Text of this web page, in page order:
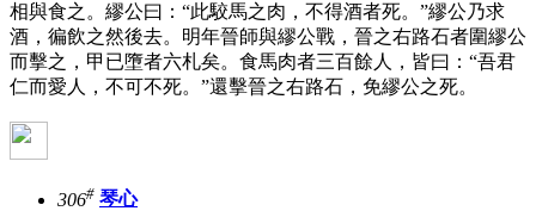
相與食之。繆公曰：“此駮馬之肉，不得酒者死。”繆公乃求
酒，徧飲之然後去。明年晉師與繆公戰，晉之右路石者圍繆公
而擊之，甲已墮者六札矣。食馬肉者三百餘人，皆曰：“吾君
仁而愛人，不可不死。”還擊晉之右路石，免繆公之死。
306# 琴心